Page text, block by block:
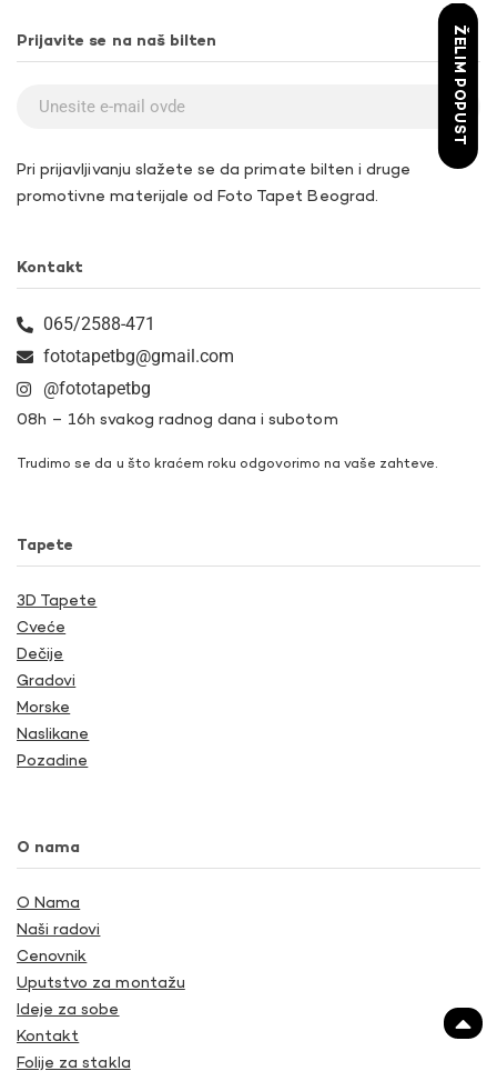
Prijavite se na naš bilten
Pri prijavljivanju slažete se da primate bilten i druge
promotivne materijale od Foto Tapet Beograd.
Kontakt
065/2588-471
fototapetbg@gmail.com
@fototapetbg
08h – 16h svakog radnog dana i subotom
Trudimo se da u što kraćem roku odgovorimo na vaše zahteve.
Tapete
3D Tapete
Cveće
Dečije
Gradovi
Morske
Naslikane
Pozadine
O nama
O Nama
Naši radovi
Cenovnik
Uputstvo za montažu
Ideje za sobe
Kontakt
Folije za stakla
ŽELIM POPUST